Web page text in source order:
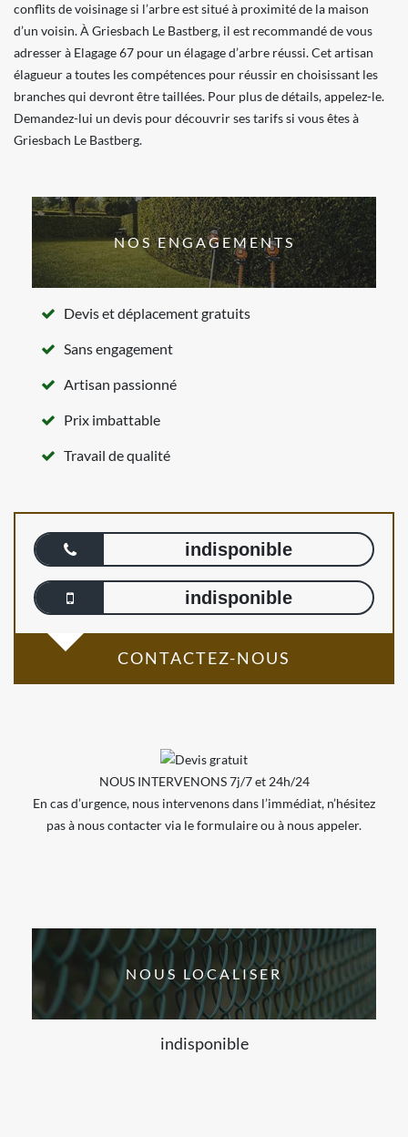
conflits de voisinage si l’arbre est situé à proximité de la maison
d’un voisin. À Griesbach Le Bastberg, il est recommandé de vous
adresser à Elagage 67 pour un élagage d’arbre réussi. Cet artisan
élagueur a toutes les compétences pour réussir en choisissant les
branches qui devront être taillées. Pour plus de détails, appelez-le.
Demandez-lui un devis pour découvrir ses tarifs si vous êtes à
Griesbach Le Bastberg.
NOS ENGAGEMENTS
Devis et déplacement gratuits
Sans engagement
Artisan passionné
Prix imbattable
Travail de qualité
indisponible
indisponible
CONTACTEZ-NOUS
NOUS INTERVENONS 7j/7 et 24h/24
En cas d’urgence, nous intervenons dans l’immédiat, n’hésitez
pas à nous contacter via le formulaire ou à nous appeler.
NOUS LOCALISER
indisponible